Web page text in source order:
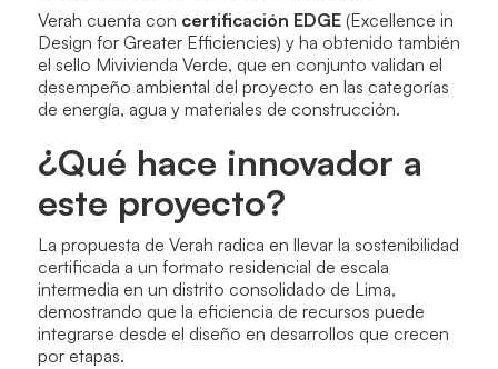
Verah cuenta con certificación EDGE(Excellence in
Design for Greater Efficiencies) y ha obtenido también
el sello Mivivienda Verde, que en conjunto validan el
desempeño ambiental del proyecto en las categorías
de energía, agua y materiales de construcción.
¿Qué hace innovador a
este proyecto?
La propuesta de Verah radica en llevar la sostenibilidad
certificada a un formato residencial de escala
intermedia en un distrito consolidado de Lima,
demostrando que la eficiencia de recursos puede
integrarse desde el diseño en desarrollos que crecen
por etapas.